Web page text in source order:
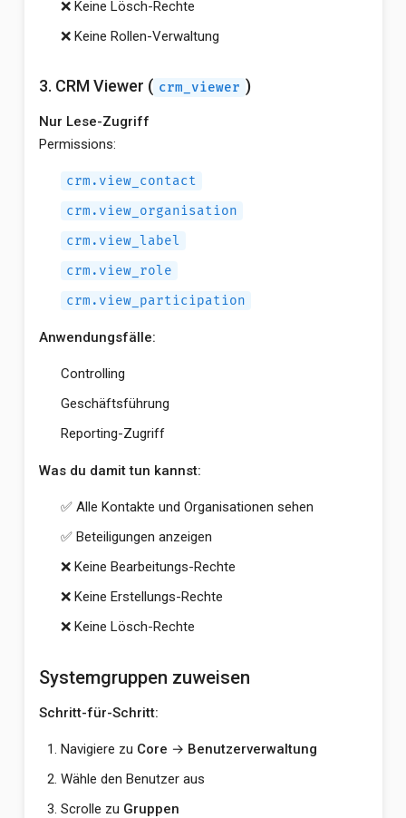
❌ Keine Lösch-Rechte
❌ Keine Rollen-Verwaltung
3. CRM Viewer ( crm_viewer )
Nur Lese-Zugriff
Permissions:
crm.view_contact
crm.view_organisation
crm.view_label
crm.view_role
crm.view_participation
Anwendungsfälle:
Controlling
Geschäftsführung
Reporting-Zugriff
Was du damit tun kannst:
✅ Alle Kontakte und Organisationen sehen
✅ Beteiligungen anzeigen
❌ Keine Bearbeitungs-Rechte
❌ Keine Erstellungs-Rechte
❌ Keine Lösch-Rechte
Systemgruppen zuweisen
Schritt-für-Schritt:
Navigiere zu Core → Benutzerverwaltung
Wähle den Benutzer aus
Scrolle zu Gruppen